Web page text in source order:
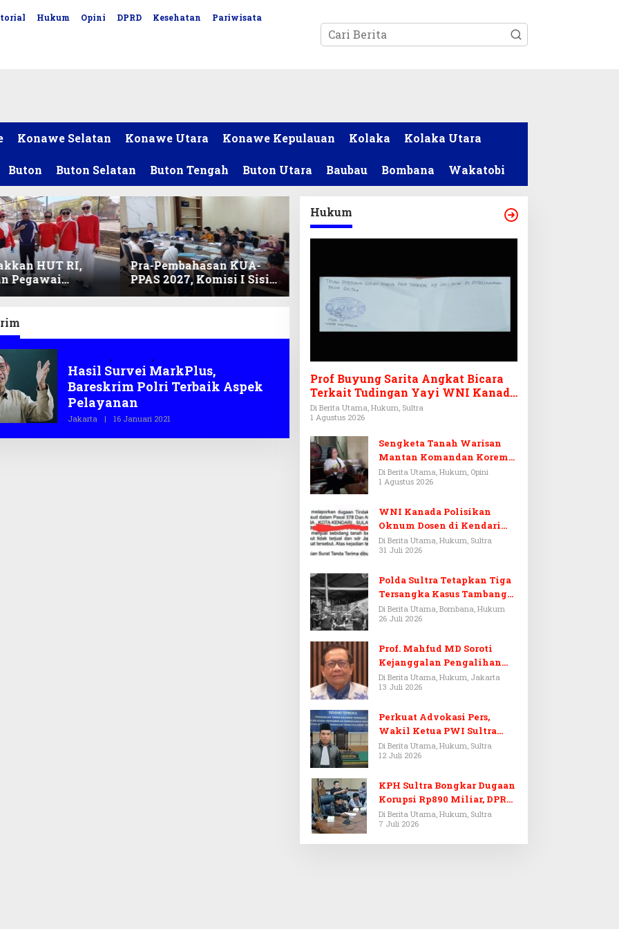
Hukum Opini DPRD Kesehatan Pariwisata
Konawe Selatan Konawe Utara Konawe Kepulauan Kolaka Kolaka Utara
Buton Buton Selatan Buton Tengah Buton Utara Baubau Bombana Wakatobi
HUT RI,
Pegawai
DPRD Sultra
Pra-Pembahasan KUA-
PPAS 2027, Komisi I Sisir
Program Prioritas
, ,
Hasil Survei MarkPlus,
Bareskrim Polri Terbaik Aspek
Pelayanan
Jakarta | 16 Januari 2021
E
Hukum
Prof Buyung Sarita Angkat Bicara
Terkait Tudingan Yayi WNI Kanada
Ditagih Utang Rp3,6 Miliar
Di Berita Utama, Hukum, Sultra
1 Agustus 2026
Sengketa Tanah Warisan
Mantan Komandan Korem
143/HO, Ketika Warisan
Menjadi Arena Pemerasan
Di Berita Utama, Hukum, Opini
1 Agustus 2026
WNI Kanada Polisikan
Oknum Dosen di Kendari
Terkait Aset Puluhan Miliar
Di Berita Utama, Hukum, Sultra
31 Juli 2026
Polda Sultra Tetapkan Tiga
Tersangka Kasus Tambang
Emas Ilegal di Bombana
Di Berita Utama, Bombana, Hukum
26 Juli 2026
Prof. Mahfud MD Soroti
Kejanggalan Pengalihan
Penyelidikan Tersangka
Febrie Adriansyah
Di Berita Utama, Hukum, Jakarta
13 Juli 2026
Perkuat Advokasi Pers,
Wakil Ketua PWI Sultra
Resmi Dilantik Menjadi
Advokat PERADI
Di Berita Utama, Hukum, Sultra
12 Juli 2026
KPH Sultra Bongkar Dugaan
Korupsi Rp890 Miliar, DPRD
Sultra Gelar RDP
Di Berita Utama, Hukum, Sultra
7 Juli 2026